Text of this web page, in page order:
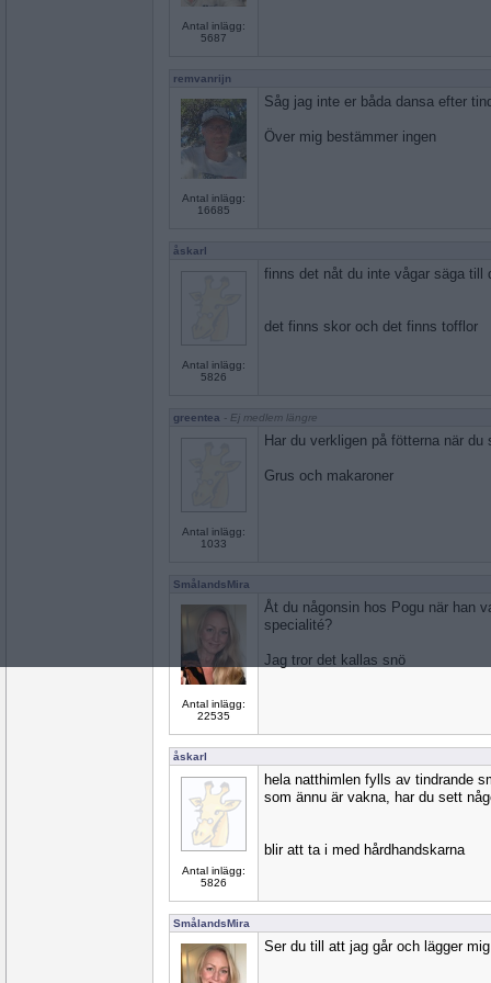
Antal inlägg:
5687
remvanrijn
Antal inlägg:
16685
Såg jag inte er båda dansa efter
Över mig bestämmer ingen
åskarl
Antal inlägg:
5826
finns det nåt du inte vågar säga till
det finns skor och det finns tofflor
greentea - Ej medlem längre
Antal inlägg:
1033
Har du verkligen på fötterna när du
Grus och makaroner
SmålandsMira
Antal inlägg:
22535
Åt du någonsin hos Pogu när han
specialité?
Jag tror det kallas snö
åskarl
Antal inlägg:
5826
hela natthimlen fylls av tindrande
som ännu är vakna, har du sett
blir att ta i med hårdhandskarna
SmålandsMira
Ser du till att jag går och lägger